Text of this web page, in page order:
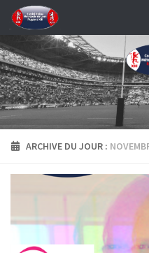
Skip to content
ARCHIVE DU JOUR :